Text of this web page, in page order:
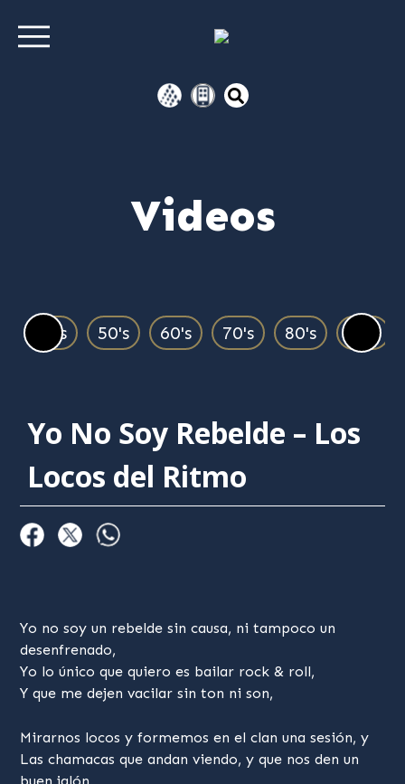
Videos
00's 50's 60's 70's 80's 90's
Yo No Soy Rebelde – Los
Locos del Ritmo
Yo no soy un rebelde sin causa, ni tampoco un
desenfrenado,
Yo lo único que quiero es bailar rock & roll,
Y que me dejen vacilar sin ton ni son,
Mirarnos locos y formemos en el clan una sesión, y
Las chamacas que andan viendo, y que nos den un